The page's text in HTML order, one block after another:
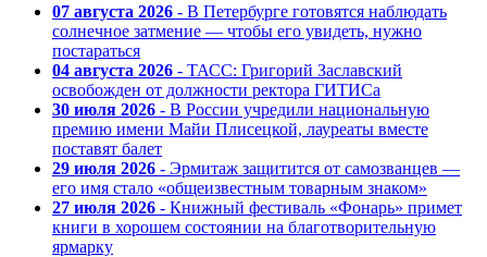
07 августа 2026 - В Петербурге готовятся наблюдать
солнечное затмение — чтобы его увидеть, нужно
постараться
04 августа 2026 - ТАСС: Григорий Заславский
освобожден от должности ректора ГИТИСа
30 июля 2026 - В России учредили национальную
премию имени Майи Плисецкой, лауреаты вместе
поставят балет
29 июля 2026 - Эрмитаж защитится от самозванцев —
его имя стало «общеизвестным товарным знаком»
27 июля 2026 - Книжный фестиваль «Фонарь» примет
книги в хорошем состоянии на благотворительную
ярмарку